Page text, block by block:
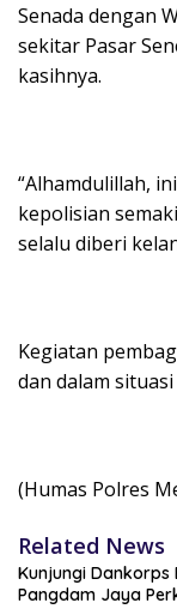
Senada dengan
sekitar Pasar
kasihnya.
“Alhamdulillah,
kepolisian
selalu diberi
Kegiatan
dan dalam
(Humas Polres
Related News
Kunjungi
Pangdam Jaya